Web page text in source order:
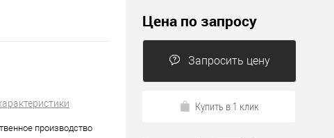
производство
Цена по запросу
Запросить цену
Купить в 1 клик